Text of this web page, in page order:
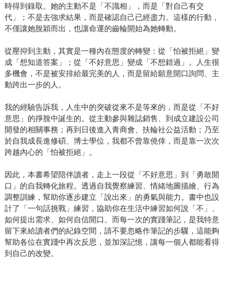
時得到錄取。她的主動不是「不識相」，而是「對自己有交
代」；不是去強求結果，而是確認自己已經盡力。這樣的行動，
不僅讓她脫穎而出，也讓命運的齒輪開始為她轉動。
從壓抑到主動，其實是一種內在態度的轉變：從「怕被拒絕」變
成「想知道答案」；從「不好意思」變成「不想錯過」。人生很
多機會，不是被安排給最完美的人，而是留給願意開口詢問、主
動跨出一步的人。
我的經驗告訴我，人生中的突破從來不是等來的，而是從「不好
意思」的掙脫中誕生的。從主動參與雜誌銷售、到成立建設公司
開發的相關事務；再到日後進入青商會、扶輪社公益活動；乃至
於自我成長進修碩、博士學位，我都不曾靠僥倖，而是靠一次次
跨越內心的「怕被拒絕」。
因此，本書希望陪伴讀者，走上一段從「不好意思」到「勇敢開
口」的自我轉化旅程。透過自我覺察練習、情緒地圖描繪、行為
調整訓練，幫助你逐步建立「說出來」的勇氣與能力。書中也設
計了「一句話挑戰」練習，協助你在生活中練習如何說「不」、
如何提出需求、如何自信開口。而每一次的實踐筆記，是我特意
留下來給讀者們的紀錄空間，請不要忽略作筆記的步驟，這能夠
幫助各位在實踐中再次反思，並加深記憶，讓每一個人都能看得
到自己的改變。